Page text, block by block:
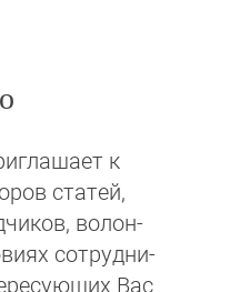
к
статей,
волон­
сотрудни­
Вас